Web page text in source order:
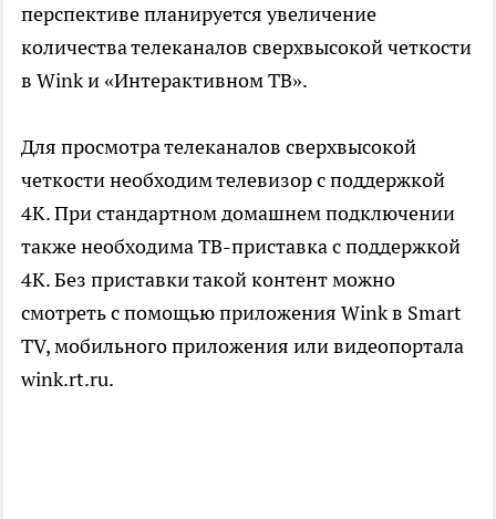
перспективе планируется увеличение
количества телеканалов сверхвысокой четкости
в Wink и «Интерактивном ТВ».
Для просмотра телеканалов сверхвысокой
четкости необходим телевизор с поддержкой
4K. При стандартном домашнем подключении
также необходима ТВ-приставка с поддержкой
4K. Без приставки такой контент можно
смотреть с помощью приложения Wink в Smart
TV, мобильного приложения или видеопортала
wink.rt.ru.